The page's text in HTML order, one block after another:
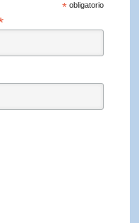
*obligatorio